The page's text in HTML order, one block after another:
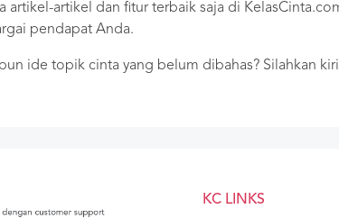
artikel-artikel dan fitur terbaik saja di
pendapat Anda.
ide topik cinta yang belum dibahas? Silahkan
KC LINKS